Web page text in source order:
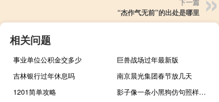
“杰作气无前”的出处是哪里
相关问题
事业单位公积金交多少
巨兽战场过年最新版
吉林银行过年休息吗
南京晨光集团春节放几天
1201简单攻略
影子像一条小黑狗仿句照样子写句子